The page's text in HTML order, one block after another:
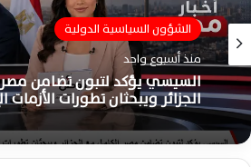
الشؤون السياسية الدولية
منذ أسبوع واحد
الشؤون السياسية الدولية
منذ أسبوع واحد
السيسي يؤكد لعبدالله الثاني
للأردن ورفض الاعتداءات